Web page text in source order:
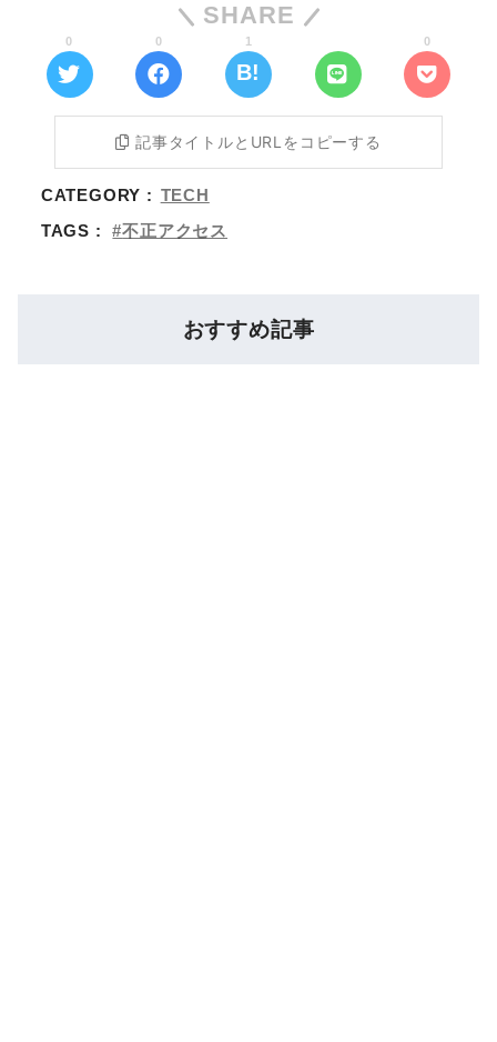
SHARE
0 0 1 0
記事タイトルとURLをコピーする
CATEGORY : TECH
TAGS :
不正アクセス
おすすめ記事